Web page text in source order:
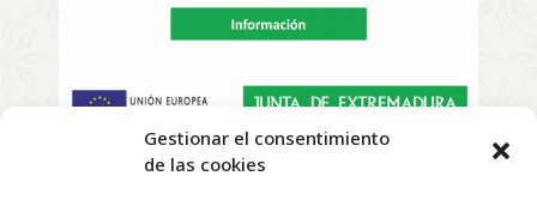
Gestionar el consentimiento
de las cookies